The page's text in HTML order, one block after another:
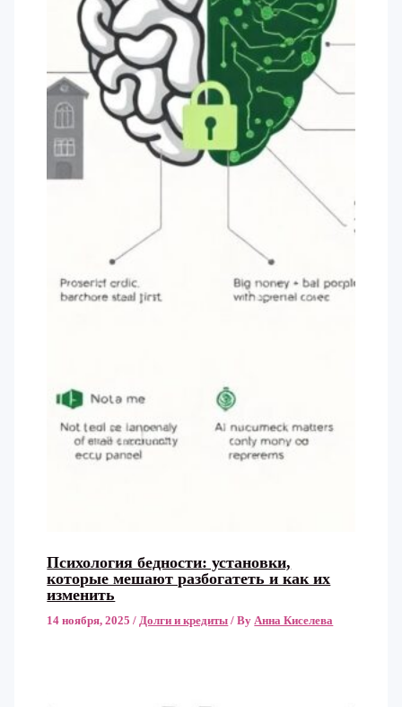
Психология бедности: установки,
которые мешают разбогатеть и как их
изменить
14 ноября, 2025/Долги и кредиты / ByАнна Киселева